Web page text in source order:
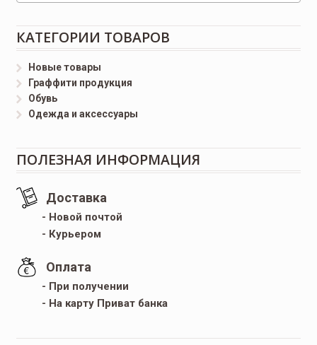
КАТЕГОРИИ ТОВАРОВ
Новые товары
Граффити продукция
Обувь
Одежда и аксессуары
ПОЛЕЗНАЯ ИНФОРМАЦИЯ
Доставка
- Новой почтой
- Курьером
Оплата
- При получении
- На карту Приват банка